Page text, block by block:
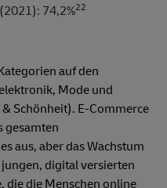
74,2%22
auf den
Mode und
Schönheit). E-Commerce
gesamten
aus, aber das Wachstum
digital versierten
die die Menschen online